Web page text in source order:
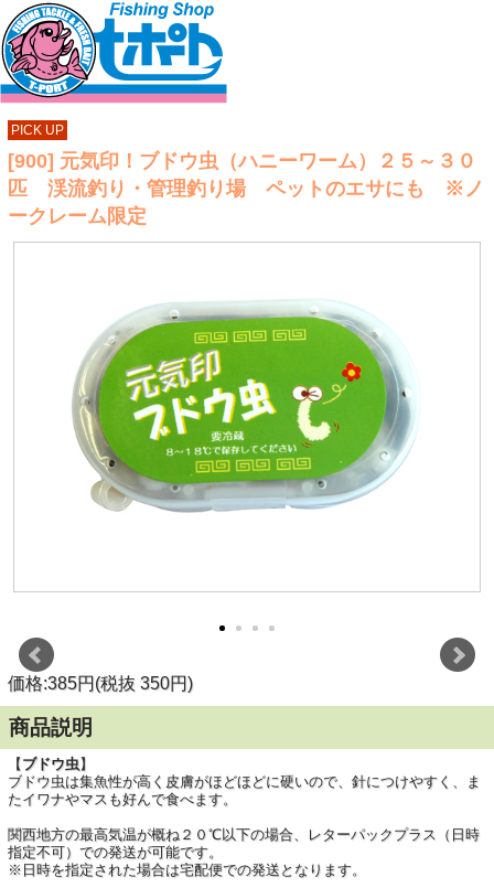
PICK UP
[900] 元気印！ブドウ虫（ハニーワーム）２５～３０
匹 渓流釣り・管理釣り場 ペットのエサにも ※ノ
ークレーム限定
価格:385円(税抜 350円)
商品説明
【ブドウ虫】
ブドウ虫は集魚性が高く皮膚がほどほどに硬いので、針につけやすく、ま
たイワナやマスも好んで食べます。
関西地方の最高気温が概ね２０℃以下の場合、レターパックプラス（日時
指定不可）での発送が可能です。
※日時を指定された場合は宅配便での発送となります。